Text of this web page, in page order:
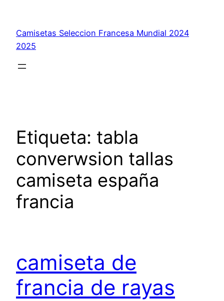
contenido
Camisetas Seleccion Francesa Mundial 2024
2025
Etiqueta: tabla
converwsion tallas
camiseta españa
francia
camiseta de
francia de rayas